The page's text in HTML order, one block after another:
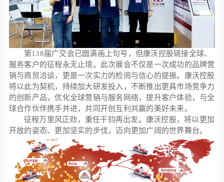
第138届广交会已圆满画上句号，但康沃控股链接全球、
服务客户的征程永无止境。此次展会不仅是一次成功的品牌营
销与商贸洽谈，更是一次实力的检阅与信心的提振。康沃控股
将以此为契机，持续加大研发投入，不断推出更具市场竞争力
的创新产品，优化全球营销与服务网络，提升客户体验，与全
球合作伙伴携手并进，共同开创互利共赢的美好未来。
征程万里风正劲，重任千钧再出发。康沃控股，将以更加
开放的姿态、更加坚实的步伐，迈向更加广阔的世界舞台。